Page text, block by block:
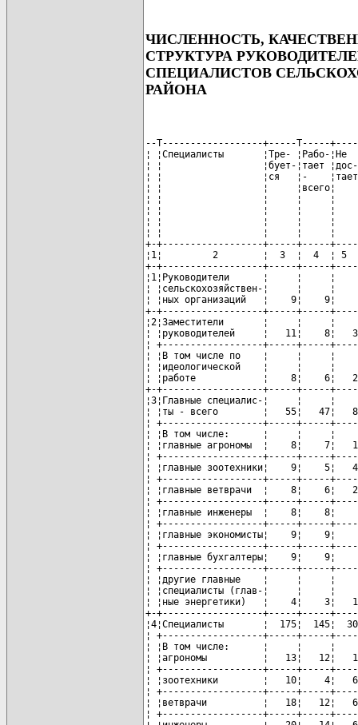
ЧИСЛЕННОСТЬ,
СТРУКТУРА
СПЕЦИАЛИСТОВ
РАЙОНА
--T------------------+-----T-----
¦ ¦Специалисты       ¦Тре- ¦Рабо-
¦ ¦                  ¦бует-¦тает
¦ ¦                  ¦cя   ¦-    ¦тает¦вы-
¦ ¦                  ¦     ¦всего¦
¦ ¦                  ¦     ¦     ¦    ¦
¦ ¦                  ¦     ¦     ¦    ¦
¦ ¦                  ¦     ¦     ¦    ¦
¦ ¦                  ¦     ¦     ¦
+-+------------------+-----+-----
¦1¦         2        ¦  3  ¦  4  ¦ 5  ¦
+-+------------------+-----+-----
¦1¦Руководители      ¦     ¦
¦ ¦сельскохозяйствен-¦     ¦
¦ ¦ных организаций   ¦    9¦
+-+------------------+-----+-----
¦2¦Заместители       ¦     ¦
¦ ¦руководителей     ¦   11¦
¦ +------------------+-----+-----
¦ ¦В том числе по    ¦     ¦
¦ ¦идеологической    ¦     ¦
¦ ¦работе            ¦    8¦    6¦
+-+------------------+-----+-----
¦3¦Главные специалис-¦     ¦
¦ ¦ты - всего        ¦   55¦   47¦
¦ +------------------+-----+-----
¦ ¦В том числе:      ¦     ¦
¦ ¦главные агрономы  ¦    8¦
¦ +------------------+-----+-----
¦ ¦главные зоотехники¦    9¦
¦ +------------------+-----+-----
¦ ¦главные ветврачи  ¦    8¦
¦ +------------------+-----+-----
¦ ¦главные инженеры  ¦    8¦
¦ +------------------+-----+-----
¦ ¦главные экономисты¦    9¦
¦ +------------------+-----+-----
¦ ¦главные бухгалтеры¦    9¦
¦ +------------------+-----+-----
¦ ¦другие главные    ¦     ¦
¦ ¦специалисты (глав-¦     ¦
¦ ¦ные энергетики)   ¦    4¦
+-+------------------+-----+-----
¦4¦Специалисты       ¦  175¦  145¦
¦ +------------------+-----+-----
¦ ¦В том числе:      ¦     ¦
¦ ¦агрономы          ¦   13¦   12¦
¦ +------------------+-----+-----
¦ ¦зоотехники        ¦   10¦
¦ +------------------+-----+-----
¦ ¦ветврачи          ¦   18¦   12¦
¦ +------------------+-----+-----